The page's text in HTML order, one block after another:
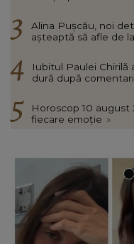
Alina Pușcău, noi
așteaptă să afle de
Iubitul Paulei Chirilă
dură după
Horoscop 10
fiecare emoție »